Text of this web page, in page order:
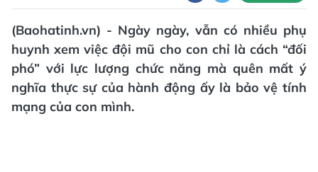
(Baohatinh.vn) - Ngày ngày, vẫn có nhiều phụ
huynh xem việc đội mũ cho con chỉ là cách “đối
phó” với lực lượng chức năng mà quên mất ý
nghĩa thực sự của hành động ấy là bảo vệ tính
mạng của con mình.